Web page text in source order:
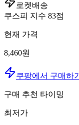
로켓배송
쿠스피 지수 83점
현재 가격
8,460원
쿠팡에서 구매하기
구매 추천 타이밍
최저가